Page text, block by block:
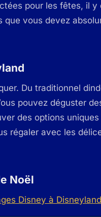
pour les fêtes, il y
que vous devez
Du traditionnel
pouvez déguster
des options uniques
régaler avec les
Noël